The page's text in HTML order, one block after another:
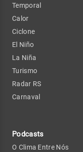
Temporal
Calor
Ciclone
El Niño
La Niña
Turismo
Radar RS
Carnaval
Podcasts
O Clima Entre Nós